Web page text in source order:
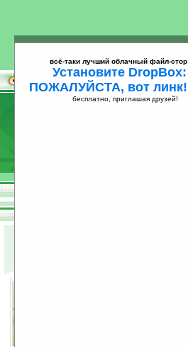
Устройства
всё-таки лучший облачный файл-
Установите DropBox:
ПОЖАЛУЙСТА, вот линк!
бесплатно, приглашая друзей!